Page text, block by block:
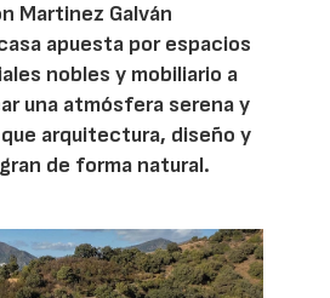
Martinez Galván
apuesta por espacios
nobles y mobiliario a
una atmósfera serena y
arquitectura, diseño y
de forma natural.